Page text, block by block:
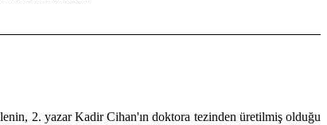
2. yazar Kadir Cihan'ın doktora tezinden üretilmiş olduğu